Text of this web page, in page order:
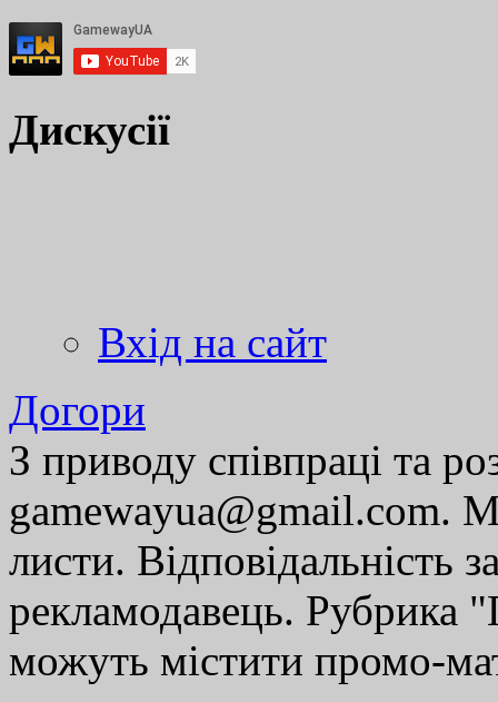
Дискусії
Вхід на сайт
Догори
З приводу співпраці та
gamewayua@gmail.com.
листи. Відповідальність
рекламодавець. Рубрика
можуть містити промо-